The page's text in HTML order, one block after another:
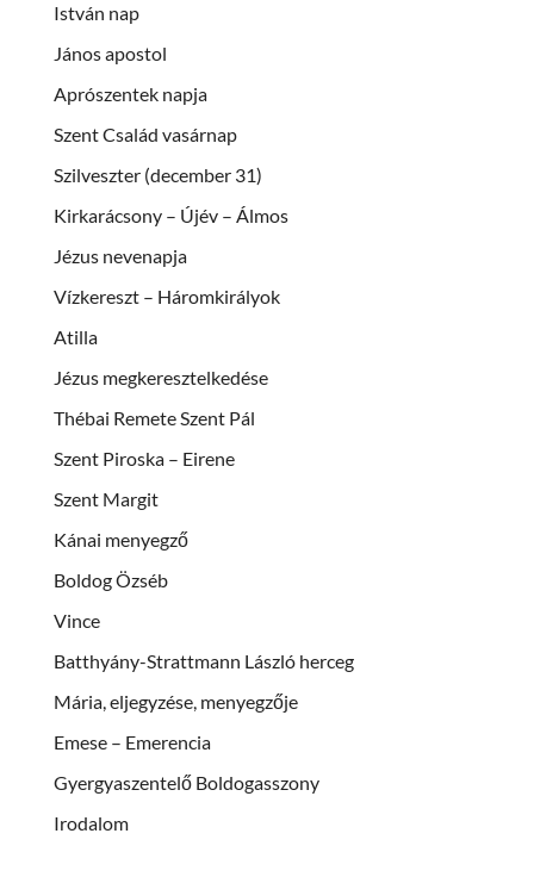
István nap
János apostol
Aprószentek napja
Szent Család vasárnap
Szilveszter (december 31)
Kirkarácsony – Újév – Álmos
Jézus nevenapja
Vízkereszt – Háromkirályok
Atilla
Jézus megkeresztelkedése
Thébai Remete Szent Pál
Szent Piroska – Eirene
Szent Margit
Kánai menyegző
Boldog Özséb
Vince
Batthyány-Strattmann László herceg
Mária, eljegyzése, menyegzője
Emese – Emerencia
Gyergyaszentelő Boldogasszony
Irodalom